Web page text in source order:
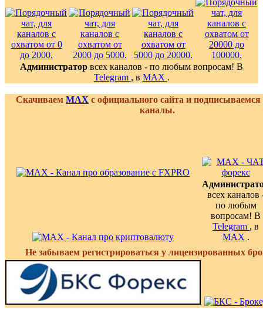
Администратор всех каналов - по любым вопросам! В
Telegram , в MAX .
Скачиваем MAX с официального сайта и
каналы.
всех каналов
по любым
вопросам! В
Telegram , в
MAX .
Не забываем регистрироваться у лицензированных